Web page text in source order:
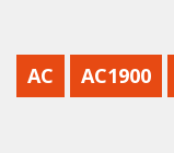
AC AC1900